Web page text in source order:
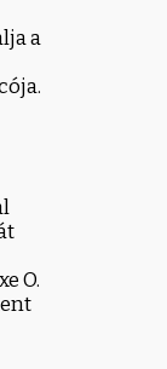
a
O.